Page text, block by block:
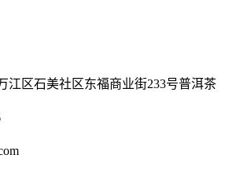
江区石美社区东福商业街233号普洱茶